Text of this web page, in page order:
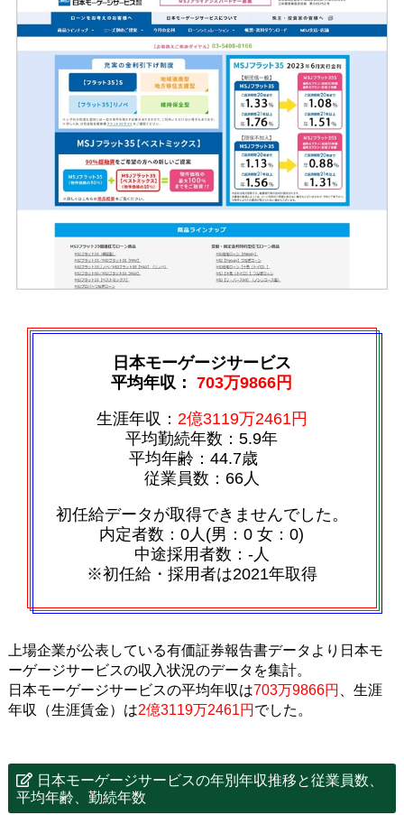
日本モーゲージサービス
平均年収：703万9866円
生涯年収： 2億3119万2461円
平均勤続年数：5.9年
平均年齢：44.7歳
従業員数：66人
初任給データが取得できませんでした。
内定者数：0人(男：0 女：0)
中途採用者数：‐人
※初任給・採用者は2021年取得
上場企業が公表している有価証券報告書データより日本モ
ーゲージサービスの収入状況のデータを集計。
日本モーゲージサービスの平均年収は703万9866円
、生涯
年収（生涯賃金）は2億3119万2461円 でした。
日本モーゲージサービスの年別年収推移と従業員数、
平均年齢、勤続年数